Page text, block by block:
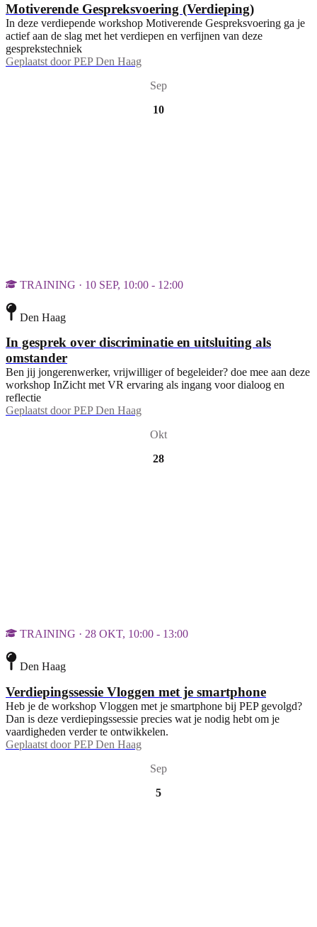
Motiverende Gespreksvoering (Verdieping)
In deze verdiepende workshop Motiverende Gespreksvoering ga je
actief aan de slag met het verdiepen en verfijnen van deze
gesprekstechniek
Geplaatst door PEP Den Haag
Sep
10
TRAINING · 10 SEP, 10:00 - 12:00
Den Haag
In gesprek over discriminatie en uitsluiting als
omstander
Ben jij jongerenwerker, vrijwilliger of begeleider? doe mee aan deze
workshop InZicht met VR ervaring als ingang voor dialoog en
reflectie
Geplaatst door PEP Den Haag
Okt
28
TRAINING · 28 OKT, 10:00 - 13:00
Den Haag
Verdiepingssessie Vloggen met je smartphone
Heb je de workshop Vloggen met je smartphone bij PEP gevolgd?
Dan is deze verdiepingssessie precies wat je nodig hebt om je
vaardigheden verder te ontwikkelen.
Geplaatst door PEP Den Haag
Sep
5